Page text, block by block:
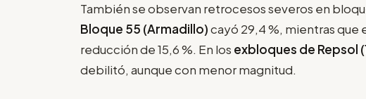
También se observan retrocesos severos en
Bloque 55 (Armadillo)cayó 29,4 %, mientras que
reducción de 15,6 %. En los exbloques de Repsol
debilitó, aunque con menor magnitud.